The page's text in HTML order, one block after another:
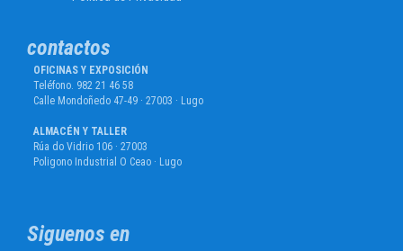
contactos
OFICINAS Y EXPOSICIÓN
Teléfono. 982 21 46 58
Calle Mondoñedo 47-49 · 27003 · Lugo
ALMACÉN Y TALLER
Rúa do Vidrio 106 · 27003
Poligono Industrial O Ceao · Lugo
Siguenos en